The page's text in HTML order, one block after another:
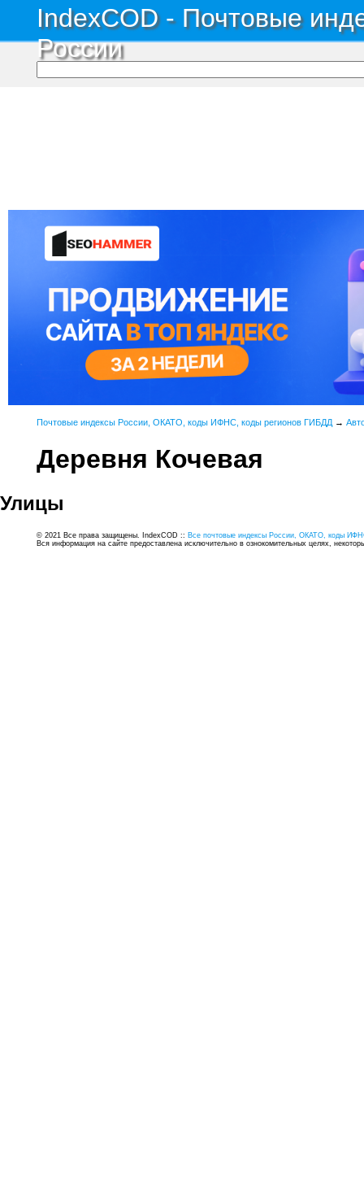
IndexCOD - Почтовые
России
Почтовые индексы России, ОКАТО, коды ИФНС, коды регионов ГИБДД →
Деревня Кочевая
Улицы
© 2021 Все права защищены. IndexCOD :: Все почтовые индексы России, ОКАТО, коды
Вся информация на сайте предоставлена исключительно в ознокомительных целях,